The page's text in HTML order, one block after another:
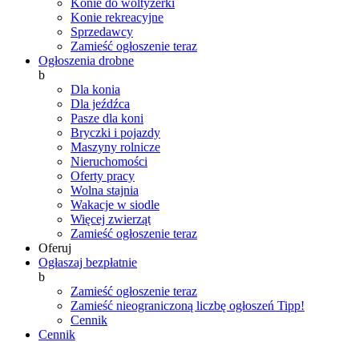
Konie do woltyżerki
Konie rekreacyjne
Sprzedawcy
Zamieść ogłoszenie teraz
Ogłoszenia drobne
b
Dla konia
Dla jeźdźca
Pasze dla koni
Bryczki i pojazdy
Maszyny rolnicze
Nieruchomości
Oferty pracy
Wolna stajnia
Wakacje w siodle
Więcej zwierząt
Zamieść ogłoszenie teraz
Oferuj
Ogłaszaj bezpłatnie
b
Zamieść ogłoszenie teraz
Zamieść nieograniczoną liczbę ogłoszeń Tipp!
Cennik
Cennik